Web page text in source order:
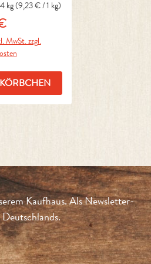
kg(9,23 € / 1 kg)
Preis:
MwSt. zzgl.
Kaufhaus. Als Newsletter-